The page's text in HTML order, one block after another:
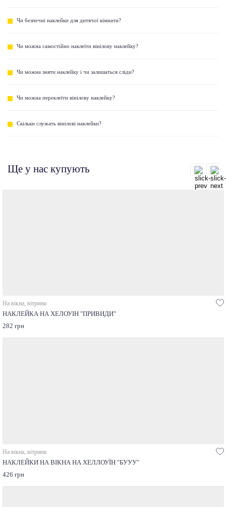
Чи безпечні наклейки для дитячої кімнати?
Чи можна самостійно наклеїти вінілову наклейку?
Чи можна зняти наклейку і чи залишаться сліди?
Чи можна переклеїти вінілову наклейку?
Скільки служать вінілові наклейки?
Ще у нас купують
На вікна, вітрини
НАКЛЕЙКА НА ХЕЛОУІН "ПРИВИДИ"
282 грн
На вікна, вітрини
НАКЛЕЙКИ НА ВІКНА НА ХЕЛЛОУЇН "БУУУ"
426 грн